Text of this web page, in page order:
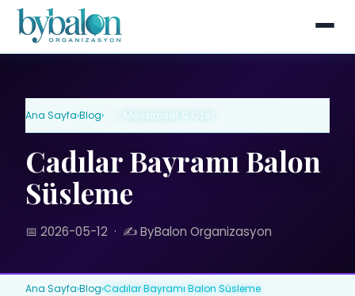
Ana Sayfa›Blog› ✨ Mevsimsel & Özel
Cadılar Bayramı Balon
Süsleme
📅 2026-05-12 · ✍️ ByBalon Organizasyon
Ana Sayfa›Blog›Cadılar Bayramı Balon Süsleme